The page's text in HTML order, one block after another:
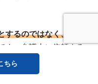
るのではなく、弁護
す。弁護士に依頼する
なるほか、開示までの
ちら